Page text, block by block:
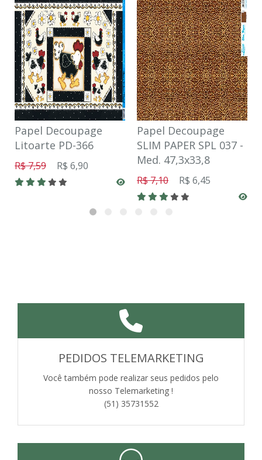
Papel Decoupage
Litoarte PD-366
R$ 7,59 R$ 6,90
Papel Decoupage
SLIM PAPER SPL 037 -
Med. 47,3x33,8
R$ 7,10 R$ 6,45
PEDIDOS TELEMARKETING
Você também pode realizar seus pedidos pelo
nosso Telemarketing !
(51) 35731552